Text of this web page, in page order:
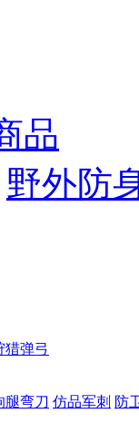
品
野外防
猎弹弓
腿弯刀 仿品军刺 防